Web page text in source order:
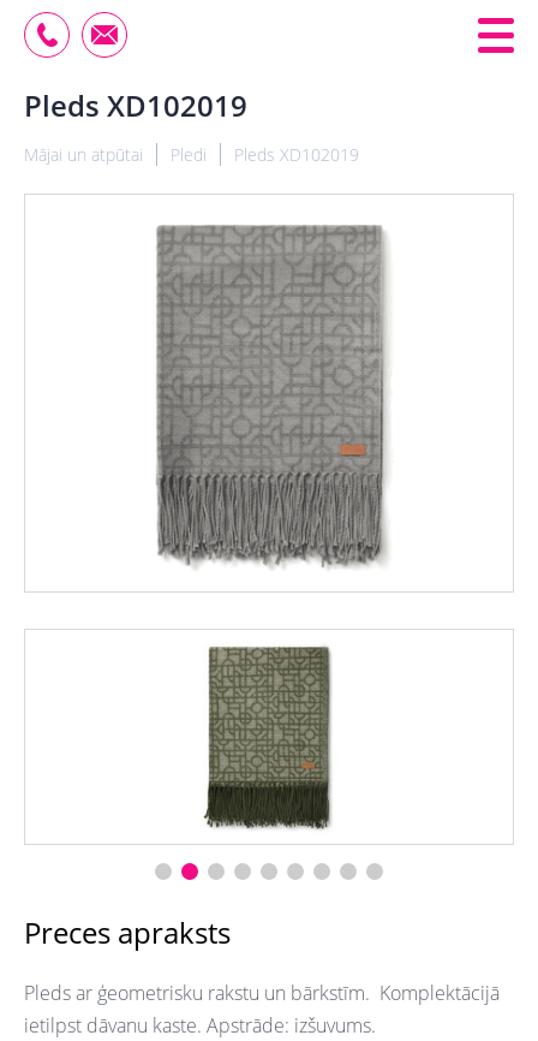
Pleds XD102019
Mājai un atpūtai Pledi Pleds XD102019
Preces apraksts
Pleds ar ģeometrisku rakstu un bārkstīm. Komplektācijā
ietilpst dāvanu kaste. Apstrāde: izšuvums.